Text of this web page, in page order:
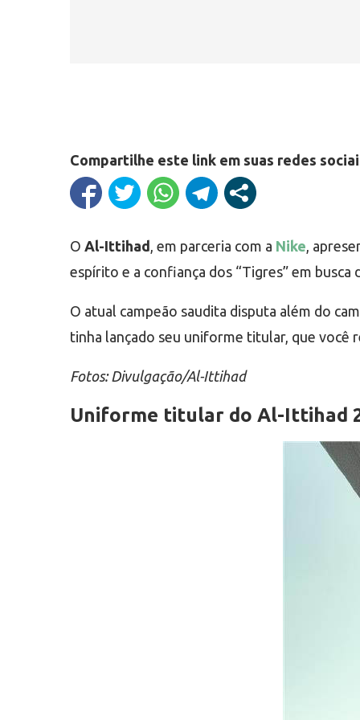
Compartilhe este link em suas redes
O Al-Ittihad , em parceria com a Nike,
espírito e a confiança dos “Tigres” em busca
O atual campeão saudita disputa além do
tinha lançado seu uniforme titular, que você
Fotos: Divulgação/Al-Ittihad
Uniforme titular do Al-Ittihad